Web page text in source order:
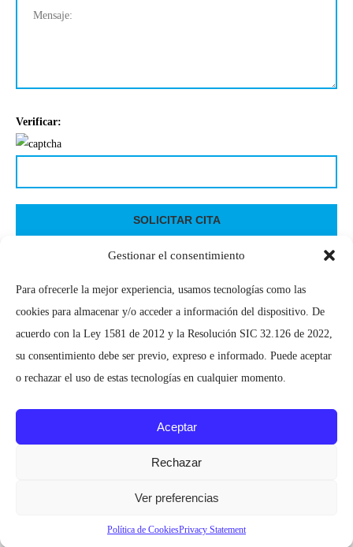
Gestionar el consentimiento
Para ofrecerle la mejor experiencia, usamos tecnologías como las
cookies para almacenar y/o acceder a información del dispositivo. De
acuerdo con la Ley 1581 de 2012 y la Resolución SIC 32.126 de 2022,
su consentimiento debe ser previo, expreso e informado. Puede aceptar
o rechazar el uso de estas tecnologías en cualquier momento.
Aceptar
Rechazar
Ver preferencias
Política de CookiesPrivacy Statement
Verificar:
Todos los derechos reservados IDEALIDAD
BACK TO TOP